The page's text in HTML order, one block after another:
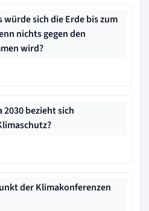
würde sich die Erde bis zum
nichts gegen den
wird?
2030 bezieht sich
der Klimakonferenzen